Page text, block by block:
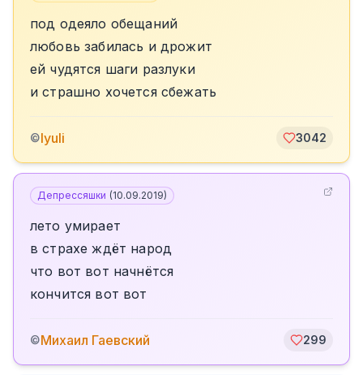
под одеяло обещаний
любовь забилась и дрожит
ей чудятся шаги разлуки
и страшно хочется сбежать
©lyuli 3042
Депрессяшки (10.09.2019)
лето умирает
в страхе ждёт народ
что вот вот начнётся
кончится вот вот
©Михаил Гаевский 299